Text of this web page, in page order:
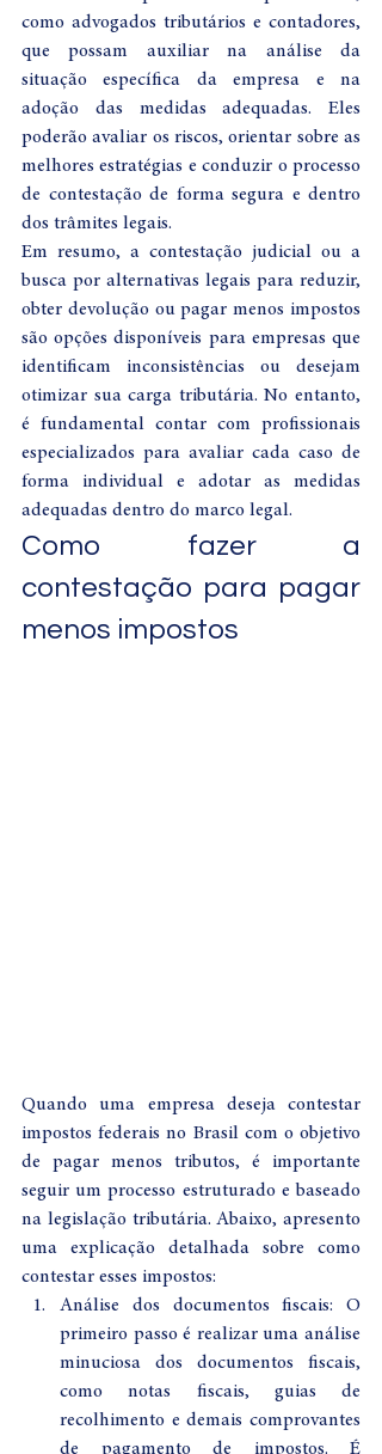
como advogados tributários e contadores,
que possam auxiliar na análise da
situação específica da empresa e na
adoção das medidas adequadas. Eles
poderão avaliar os riscos, orientar sobre as
melhores estratégias e conduzir o processo
de contestação de forma segura e dentro
dos trâmites legais.
Em resumo, a contestação judicial ou a
busca por alternativas legais para reduzir,
obter devolução ou pagar menos impostos
são opções disponíveis para empresas que
identificam inconsistências ou desejam
otimizar sua carga tributária. No entanto,
é fundamental contar com profissionais
especializados para avaliar cada caso de
forma individual e adotar as medidas
adequadas dentro do marco legal.
Como fazer a
contestação para pagar
menos impostos
Quando uma empresa deseja contestar
impostos federais no Brasil com o objetivo
de pagar menos tributos, é importante
seguir um processo estruturado e baseado
na legislação tributária. Abaixo, apresento
uma explicação detalhada sobre como
contestar esses impostos:
Análise dos documentos fiscais: O
primeiro passo é realizar uma análise
minuciosa dos documentos fiscais,
como notas fiscais, guias de
recolhimento e demais comprovantes
de pagamento de impostos. É